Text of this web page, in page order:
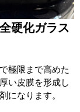
硬化ガラス
極限まで高めた
い皮膜を形成し
になります。